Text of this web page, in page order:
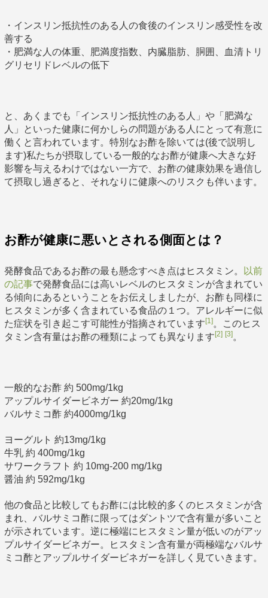
・インスリン抵抗性のある人の食後のインスリン感受性を改
善する
・肥満な人の体重、肥満度指数、内臓脂肪、胴囲、血清トリ
グリセリドレベルの低下
と、あくまでも「インスリン抵抗性のある人」や「肥満な
人」といった健康に何かしらの問題がある人にとって有意に
働くと言われています。特別なお酢を除いては(後で説明し
ます)私たちが摂取している一般的なお酢が健康へ大きな好
影響を与えるわけではない一方で、お酢の健康効果を過信し
て摂取し過ぎると、それなりに健康へのリスクも伴います。
お酢が健康に悪いとされる側面とは？
発酵食品であるお酢の最も懸念すべき点はヒスタミン。
以前
の記事で発酵食品には高いレベルのヒスタミンが含まれてい
る傾向にあるということをお伝えしましたが、お酢も同様に
ヒスタミンが多く含まれている食品の１つ。アレルギーに似
た症状を引き起こす可能性が指摘されています[1]。このヒス
タミン含有量はお酢の種類によっても異なります[2] [3]。
一般的なお酢 約 500mg/1kg
アップルサイダービネガー 約20mg/1kg
バルサミコ酢 約4000mg/1kg
ヨーグルト 約13mg/1kg
牛乳 約 400mg/1kg
サワークラフト 約 10mg-200 mg/1kg
醤油 約 592mg/1kg
他の食品と比較してもお酢には比較的多くのヒスタミンが含
まれ、バルサミコ酢に限ってはダントツで含有量が多いこと
が示されています。逆に極端にヒスタミン量が低いのがアッ
プルサイダービネガー。ヒスタミン含有量が両極端なバルサ
ミコ酢とアップルサイダービネガーを詳しく見ていきます。